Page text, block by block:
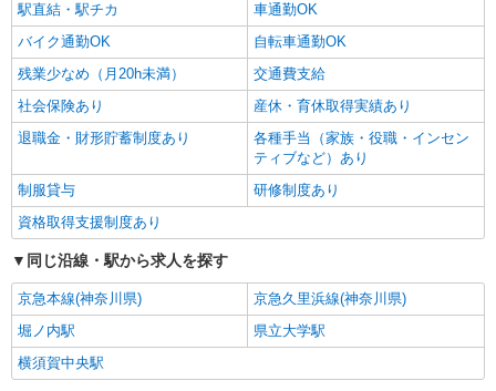
駅直結・駅チカ
車通勤OK
バイク通勤OK
自転車通勤OK
残業少なめ（月20h未満）
交通費支給
社会保険あり
産休・育休取得実績あり
退職金・財形貯蓄制度あり
各種手当（家族・役職・インセン
ティブなど）あり
制服貸与
研修制度あり
資格取得支援制度あり
同じ沿線・駅から求人を探す
京急本線(神奈川県)
京急久里浜線(神奈川県)
堀ノ内駅
県立大学駅
横須賀中央駅